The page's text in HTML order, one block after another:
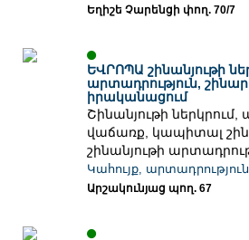
Եղիշե Չարենցի փող. 70/7
ԵՎՐՈՊԱ շինանյութի
արտադրություն,
իրականացում
Շինանյութի ներկրում,
վաճառք, կապիտալ
շինանյութի արտադրութ
Կահույք, արտադրություն
Արշակունյաց պող. 67